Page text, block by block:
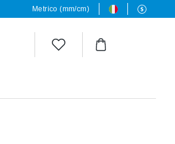
Metrico (mm/cm)